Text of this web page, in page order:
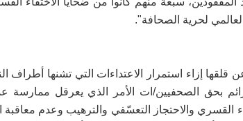
لحرية الصحافة".
قلقها إزاء استمرار الاعتداءات التي تشنها
بحق الصحفيين/ات الأمر الذي يعرقل
القسري والاحتجاز التعسّفي والترهيب وعدم